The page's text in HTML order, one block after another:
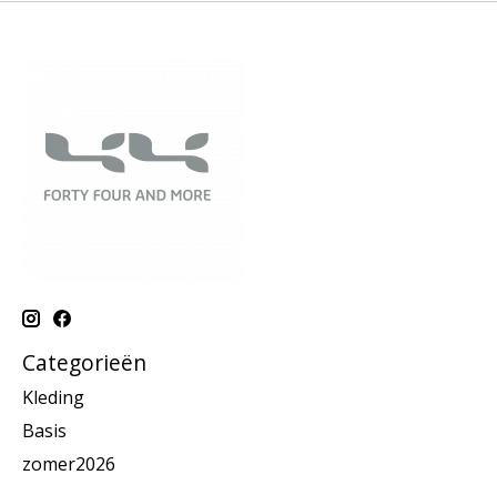
Categorieën
Kleding
Basis
zomer2026